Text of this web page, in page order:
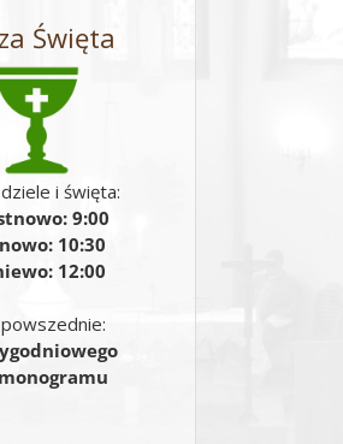
Święta
i święta:
9:00
10:30
12:00